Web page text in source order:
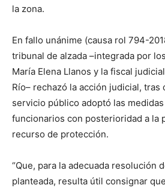
la zona.
En fallo unánime (causa rol 794-
tribunal de alzada –integrada por
María Elena Llanos y la fiscal
Río– rechazó la acción judicial, tras
servicio público adoptó las
funcionarios con posterioridad a la
recurso de protección.
“Que, para la adecuada resolución
planteada, resulta útil consignar